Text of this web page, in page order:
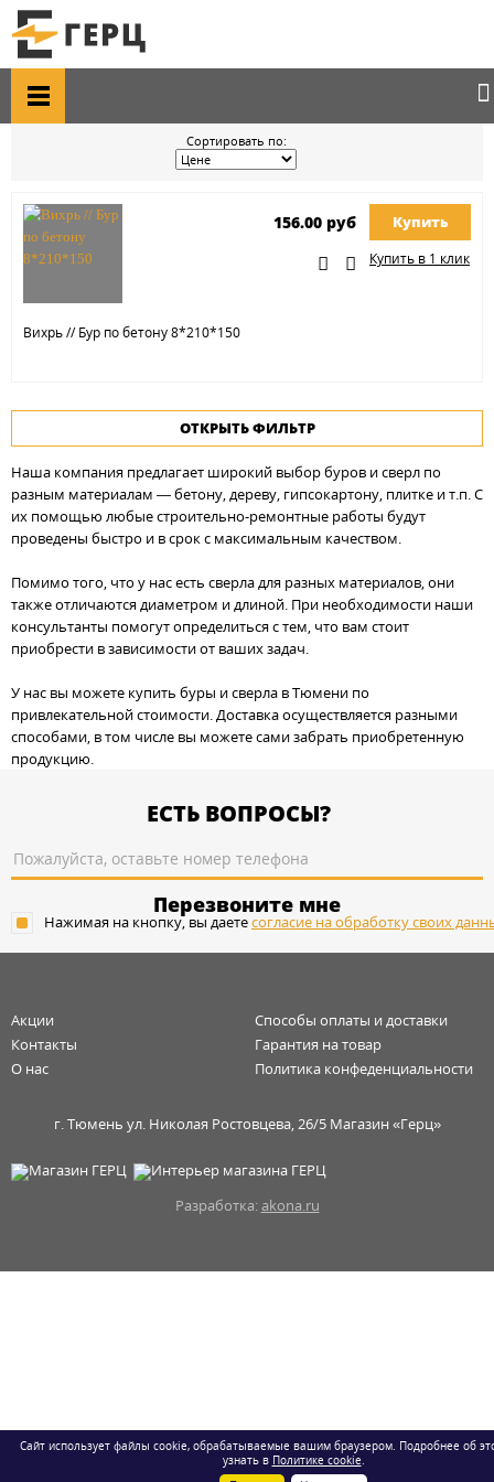
Главная Каталог товаров
БУРЫ, СВЕРЛА
Сортировать по:
Вихрь // Бур по бетону 8*210*150
156.00 руб Купить
Купить в 1 клик
ОТКРЫТЬ ФИЛЬТР
Наша компания предлагает широкий выбор буров и сверл по
разным материалам — бетону, дереву, гипсокартону, плитке и т.п. С
их помощью любые строительно-ремонтные работы будут
проведены быстро и в срок с максимальным качеством.
Помимо того, что у нас есть сверла для разных материалов, они
также отличаются диаметром и длиной. При необходимости наши
консультанты помогут определиться с тем, что вам стоит
приобрести в зависимости от ваших задач.
У нас вы можете купить буры и сверла в Тюмени по
привлекательной стоимости. Доставка осуществляется разными
способами, в том числе вы можете сами забрать приобретенную
продукцию.
ЕСТЬ ВОПРОСЫ?
Перезвоните мне
Нажимая на кнопку, вы даетесогласие на обработку своих
Акции
Контакты
О нас
Способы оплаты и доставки
Гарантия на товар
Политика конфеденциальности
г. Тюмень ул. Николая Ростовцева, 26/5 Магазин «Герц»
Разработка:akona.ru
Сайт использует файлы cookie, обрабатываемые вашим браузером. Подробнее об
узнать в Политике cookie.